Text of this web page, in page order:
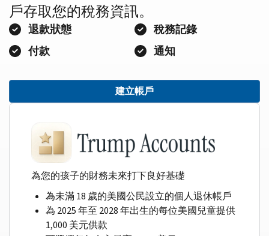
戶存取您的稅務資訊。
退款狀態
稅務記錄
付款
通知
建立帳戶
為您的孩子的財務未來打下良好基礎
為未滿 18 歲的美國公民設立的個人退休帳戶
為 2025 年至 2028 年出生的每位美國兒童提供
1,000 美元供款